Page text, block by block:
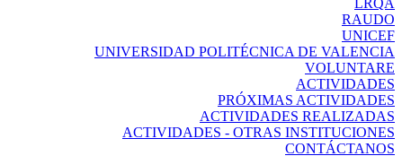
LRQA
RAUDO
UNICEF
UNIVERSIDAD POLITÉCNICA DE VALENCIA
VOLUNTARE
ACTIVIDADES
PRÓXIMAS ACTIVIDADES
ACTIVIDADES REALIZADAS
ACTIVIDADES - OTRAS INSTITUCIONES
CONTÁCTANOS